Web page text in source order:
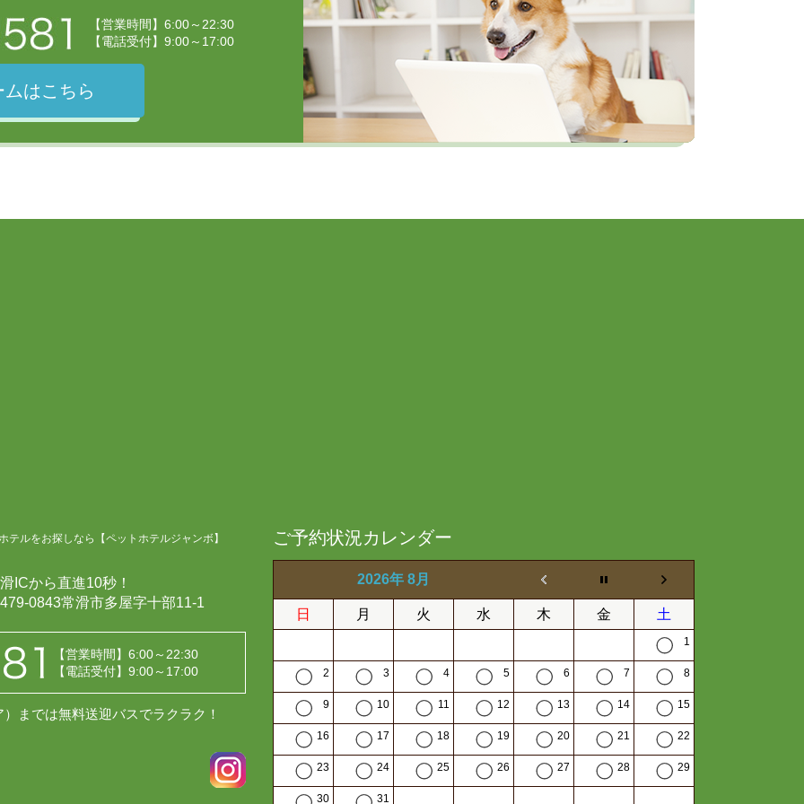
【営業時間】6:00～22:30
【電話受付】9:00～17:00
はこちら
ルをお探しなら【ペットホテルジャンボ】
ICから直進10秒！
0843常滑市多屋字十部11-1
【営業時間】6:00～22:30
【電話受付】9:00～17:00
までは無料送迎バスでラクラク！
ご予約状況カレンダー
2026年 8月
日 月 火 水 木 金 土
1
2 3 4 5 6 7 8
9 10 11 12 13 14 15
16 17 18 19 20 21 22
23 24 25 26 27 28 29
30 31